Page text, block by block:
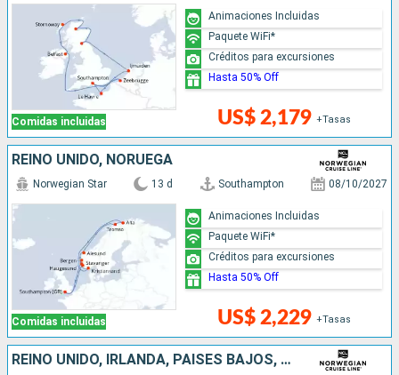
Comidas incluidas US$ 2,179 +Tasas
Animaciones Incluidas
Paquete WiFi*
Créditos para excursiones
Hasta 50% Off
REINO UNIDO, NORUEGA
Comidas incluidas
Norwegian Star 13 d Southampton 08/10/2027
US$ 2,229 +Tasas
Animaciones Incluidas
Paquete WiFi*
Créditos para excursiones
Hasta 50% Off
REINO UNIDO, IRLANDA, PAISES BAJOS, BÉLGICA, FRANCIA